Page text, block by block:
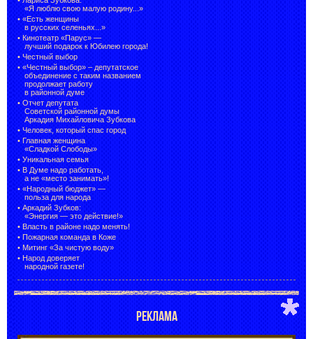
«Я люблю свою малую родину...»
• «Есть женщины
в русских селеньях...»
• Кинотеатр «Парус» —
лучший подарок к Юбилею города!
• Честный выбор
• «Честный выбор» – депутатское
объединение с таким названием
продолжает работу
в районной думе
• Отчет депутата
Советской районной думы
Аркадия Михайловича Зубкова
• Человек, который спас город
• Главная женщина
«Сладкой Слободы»
• Уникальная семья
• В Думе надо работать,
а не «место занимать»!
• «Народный бюджет» —
польза для народа
• Аркадий Зубков:
«Энергия — это действие!»
• Власть в районе надо менять!
• Пожарная команда в Коже
• Митинг «За чистую воду»
• Народ доверяет
народной газете!
РЕКЛАМА